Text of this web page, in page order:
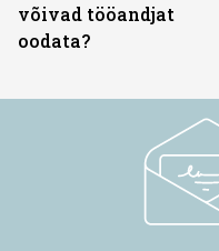
võivad tööandjat
oodata?